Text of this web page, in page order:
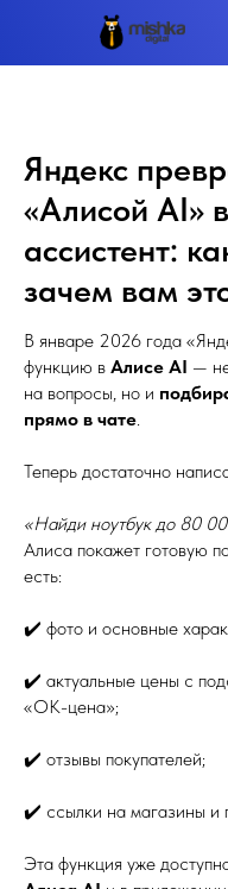
Яндекс
«Алисой AI»
ассистент:
зачем вам
В январе 2026 года
функцию в Алисе AI —
на вопросы, но и
прямо в чате.
Теперь достаточно
«Найди ноутбук до 80
Алиса покажет готовую
есть:
✔️ фото и основные
✔️ актуальные цены с
«ОК-цена»;
✔️ отзывы покупателей;
✔️ ссылки на магазины и
Эта функция уже